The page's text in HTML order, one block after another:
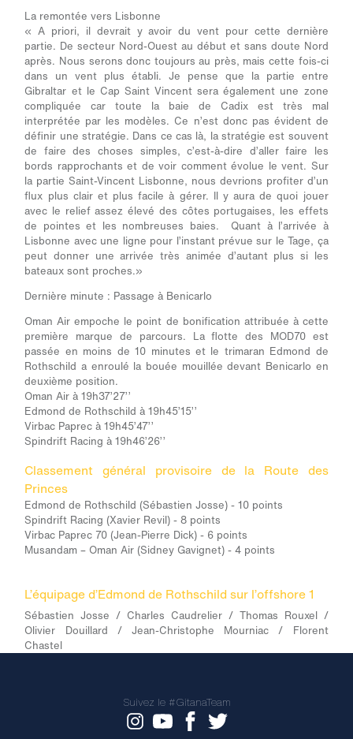
La remontée vers Lisbonne
« A priori, il devrait y avoir du vent pour cette dernière
partie. De secteur Nord-Ouest au début et sans doute Nord
après. Nous serons donc toujours au près, mais cette fois-ci
dans un vent plus établi. Je pense que la partie entre
Gibraltar et le Cap Saint Vincent sera également une zone
compliquée car toute la baie de Cadix est très mal
interprétée par les modèles. Ce n’est donc pas évident de
définir une stratégie. Dans ce cas là, la stratégie est souvent
de faire des choses simples, c’est-à-dire d’aller faire les
bords rapprochants et de voir comment évolue le vent. Sur
la partie Saint-Vincent Lisbonne, nous devrions profiter d’un
flux plus clair et plus facile à gérer. Il y aura de quoi jouer
avec le relief assez élevé des côtes portugaises, les effets
de pointes et les nombreuses baies. Quant à l’arrivée à
Lisbonne avec une ligne pour l’instant prévue sur le Tage, ça
peut donner une arrivée très animée d’autant plus si les
bateaux sont proches.»
Dernière minute : Passage à Benicarlo
Oman Air empoche le point de bonification attribuée à cette
première marque de parcours. La flotte des MOD70 est
passée en moins de 10 minutes et le trimaran Edmond de
Rothschild a enroulé la bouée mouillée devant Benicarlo en
deuxième position.
Oman Air à 19h37’27’’
Edmond de Rothschild à 19h45’15’’
Virbac Paprec à 19h45’47’’
Spindrift Racing à 19h46’26’’
Classement général provisoire de la Route des
Princes
Edmond de Rothschild (Sébastien Josse) - 10 points
Spindrift Racing (Xavier Revil) - 8 points
Virbac Paprec 70 (Jean-Pierre Dick) - 6 points
Musandam – Oman Air (Sidney Gavignet) - 4 points
L’équipage d’Edmond de Rothschild sur l’offshore 1
Sébastien Josse / Charles Caudrelier / Thomas Rouxel /
Olivier Douillard / Jean-Christophe Mourniac / Florent
Chastel
Suivez le #GitanaTeam